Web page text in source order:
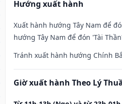
Hướng xuất hành
Xuất hành hướng Tây Nam để
hướng Tây Nam để đón 'Tài
Tránh xuất hành hướng Chính
Giờ xuất hành Theo Lý